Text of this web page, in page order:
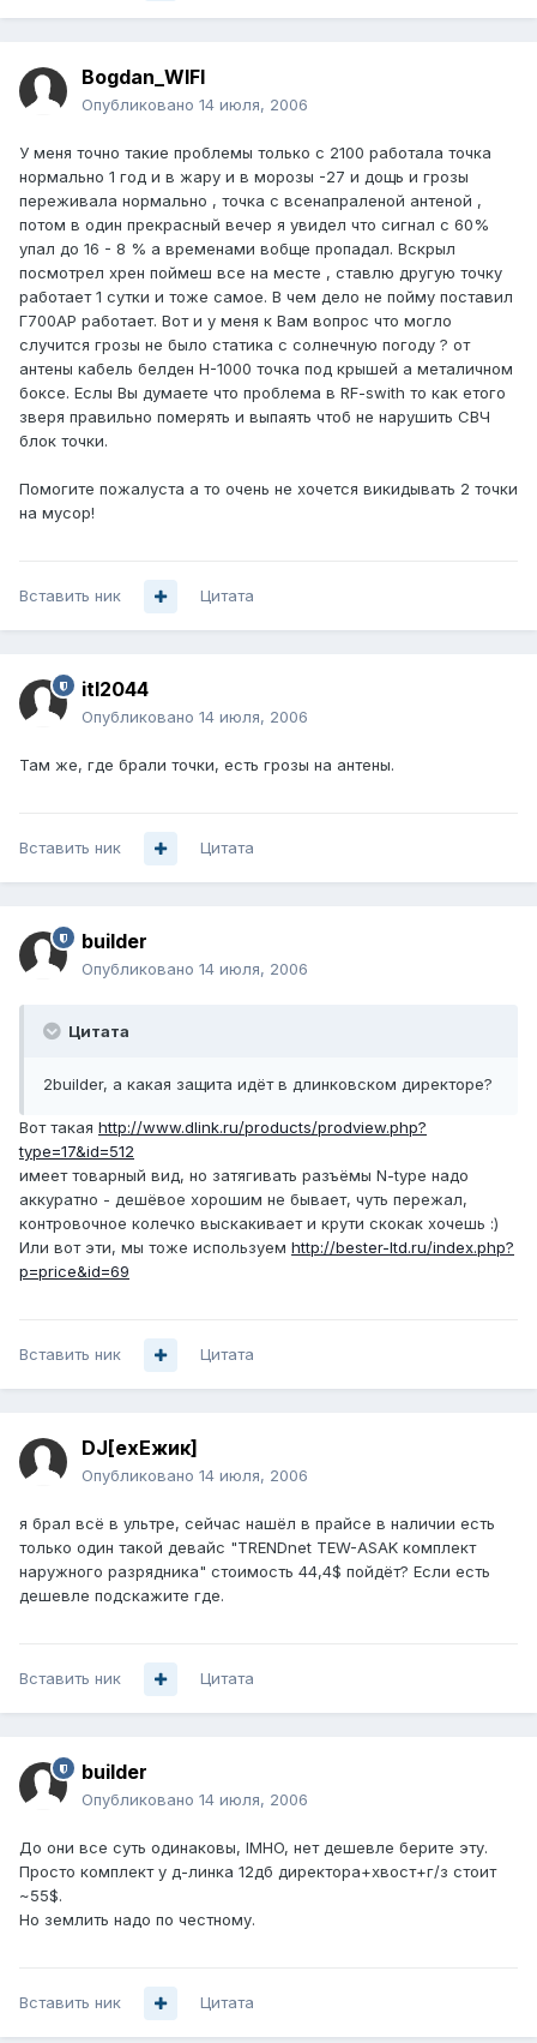
Bogdan_WIFI
Опубликовано 14 июля, 2006
У меня точно такие проблемы только с 2100 работала точка
нормально 1 год и в жару и в морозы -27 и дощь и грозы
переживала нормально , точка с всенапраленой антеной ,
потом в один прекрасный вечер я увидел что сигнал с 60%
упал до 16 - 8 % а временами вобще пропадал. Вскрыл
посмотрел хрен поймеш все на месте , ставлю другую точку
работает 1 сутки и тоже самое. В чем дело не пойму поставил
Г700АР работает. Вот и у меня к Вам вопрос что могло
случится грозы не было статика с солнечную погоду ? от
антены кабель белден Н-1000 точка под крышей а металичном
боксе. Еслы Вы думаете что проблема в RF-swith то как етого
зверя правильно померять и выпаять чтоб не нарушить СВЧ
блок точки.
Помогите пожалуста а то очень не хочется викидывать 2 точки
на мусор!
Вставить ник Цитата
itl2044
Опубликовано 14 июля, 2006
Там же, где брали точки, есть грозы на антены.
Вставить ник Цитата
builder
Опубликовано 14 июля, 2006
Цитата
2builder, а какая защита идёт в длинковском директоре?
Вот такая http://www.dlink.ru/products/prodview.php?
type=17&id=512
имеет товарный вид, но затягивать разъёмы N-type надо
аккуратно - дешёвое хорошим не бывает, чуть пережал,
контровочное колечко выскакивает и крути скокак хочешь :)
Или вот эти, мы тоже используем http://bester-ltd.ru/index.php?
p=price&id=69
Вставить ник Цитата
DJ[exЕжик]
Опубликовано 14 июля, 2006
я брал всё в ультре, сейчас нашёл в прайсе в наличии есть
только один такой девайс "TRENDnet TEW-ASAK комплект
наружного разрядника" стоимость 44,4$ пойдёт? Если есть
дешевле подскажите где.
Вставить ник Цитата
builder
Опубликовано 14 июля, 2006
До они все суть одинаковы, IMHO, нет дешевле берите эту.
Просто комплект у д-линка 12дб директора+хвост+г/з стоит
~55$.
Но землить надо по честному.
Вставить ник Цитата